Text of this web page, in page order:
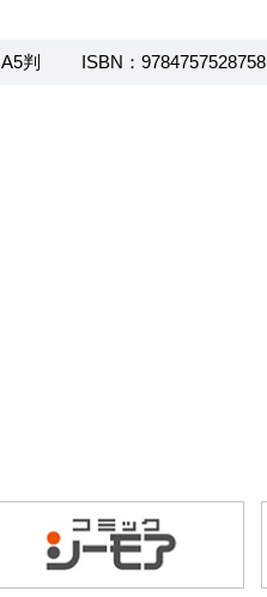
A5判 ISBN：9784757528758